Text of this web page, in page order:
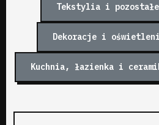
Tekstylia i pozostałe
Dekoracje i
Kuchnia, łazienka i